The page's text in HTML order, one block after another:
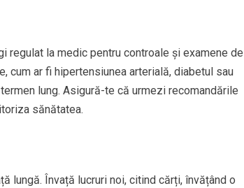
regulat la medic pentru controale și examene de
cum ar fi hipertensiunea arterială, diabetul sau
lung. Asigură-te că urmezi recomandările
sănătatea.
lungă. Învață lucruri noi, citind cărți, învățând o